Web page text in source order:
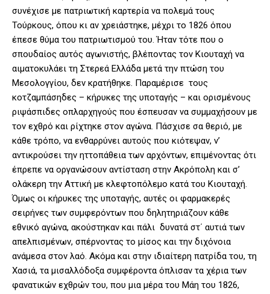
συνέχισε με πατριωτική καρτερία να πολεμά τους
Τούρκους, όπου κι αν χρειάστηκε, μέχρι το 1826 όπου
έπεσε θύμα του πατριωτισμού του. Ήταν τότε που ο
σπουδαίος αυτός αγωνιστής, βλέποντας τον Κιουταχή να
αιματοκυλάει τη Στερεά Ελλάδα μετά την πτώση του
Μεσολογγίου, δεν κρατήθηκε. Παραμέρισε τους
κοτζαμπάσηδες – κήρυκες της υποταγής – και ορισμένους
ριψάσπιδες οπλαρχηγούς που έσπευσαν να συμμαχήσουν με
τον εχθρό και ρίχτηκε στον αγώνα. Πάσχισε σα θεριό, με
κάθε τρόπο, να ενθαρρύνει αυτούς που κιότεψαν, ν’
αντικρούσει την ηττοπάθεια των αρχόντων, επιμένοντας ότι
έπρεπε να οργανώσουν αντίσταση στην Ακρόπολη και σ’
ολάκερη την Αττική με κλεφτοπόλεμο κατά του Κιουταχή.
Όμως οι κήρυκες της υποταγής, αυτές οι φαρμακερές
σειρήνες των συμφερόντων που δηλητηριάζουν κάθε
εθνικό αγώνα, ακούστηκαν και πάλι δυνατά στ΄ αυτιά των
απελπισμένων, σπέρνοντας το μίσος και την διχόνοια
ανάμεσα στον λαό. Ακόμα και στην ιδιαίτερη πατρίδα του, τη
Χασιά, τα μισαλλόδοξα συμφέροντα όπλισαν τα χέρια των
φανατικών εχθρών του, που μια μέρα του Μάη του 1826,